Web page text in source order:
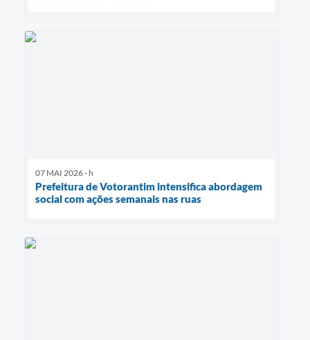
07 MAI 2026 - h
Prefeitura de Votorantim intensifica abordagem
social com ações semanais nas ruas